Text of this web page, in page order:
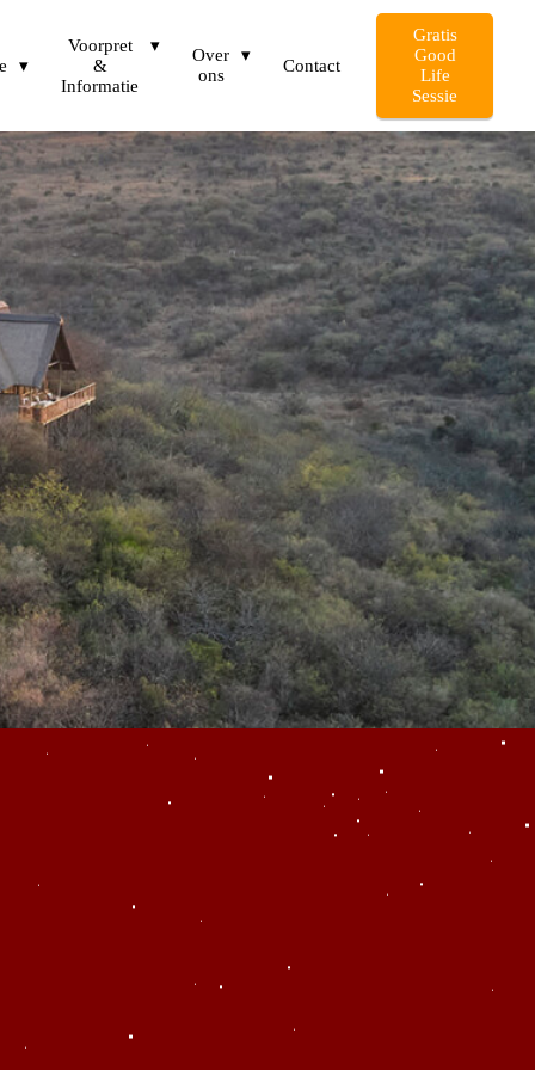
Voorpret
&
Informatie
Over
ons
Contact
Gratis
Good
Life
Sessie